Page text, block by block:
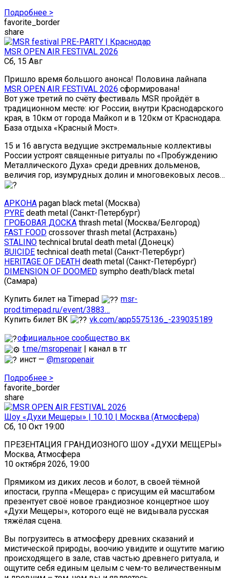
Подробнее >
favorite_border
share
MSR OPEN AIR FESTIVAL 2026
Сб, 15 Авг
Пришло время большого анонса! Половина лайнапа
MSR OPEN AIR FESTIVAL 2026 сформирована!
Вот уже третий по счёту фестиваль MSR пройдёт в
традиционном месте: юг России, внутри Краснодарского
края, в 10км от города Майкоп и в 120км от Краснодара.
База отдыха «Красный Мост».
15 и 16 августа ведущие экстремальные коллективы
России устроят священные ритуалы по «Пробуждению
Металлического Духа» среди древних дольменов,
величия гор, изумрудных долин и многовековых лесов…
АРКОНА pagan black metal (Москва)
PYRE death metal (Санкт-Петербург)
ГРОБОВАЯ ДОСКА thrash metal (Москва/Белгород)
FAST FOOD crossover thrash metal (Астрахань)
STALINO technical brutal death metal (Донецк)
BUICIDE technical death metal (Санкт-Петербург)
HERITAGE OF DEATH death metal (Санкт-Петербург)
DIMENSION OF DOOMED sympho death/black metal
(Самара)
Купить билет на Timepad
msr-
prod.timepad.ru/event/3883…
Купить билет ВК
vk.com/app5575136_-239035189
официальное сообщество вк
t.me/msropenair | канал в тг
инст —@msropenair
Подробнее >
favorite_border
share
Шоу «Духи Мещеры» | 10.10 | Москва (Атмосфера)
Сб, 10 Окт 19:00
ПРЕЗЕНТАЦИЯ ГРАНДИОЗНОГО ШОУ «ДУХИ МЕЩЕРЫ»
Москва, Атмосфера
10 октября 2026, 19:00
Прямиком из диких лесов и болот, в своей тёмной
ипостаси, группа «Мещера» с присущим ей масштабом
презентует своё новое грандиозное концертное шоу
«Духи Мещеры», которого ещё не видывала русская
тяжёлая сцена.
Вы погрузитесь в атмосферу древних сказаний и
мистической природы, воочию увидите и ощутите магию
происходящего в зале, став частью древнего ритуала, и
ощутите себя единым целым с чем-то величественным